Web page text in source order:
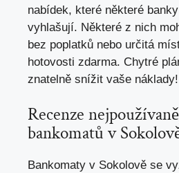
nabídek, které⁣ některé
vyhlašují.⁤ Některé z⁤ nich
bez poplatků ⁢nebo ​určitá
⁢hotovosti zdarma. ⁤Chytré
znatelně⁣ snížit ⁤vaše‍ náklady!
Recenze
bankomatů v​
Bankomaty v ⁤Sokolově‍ se